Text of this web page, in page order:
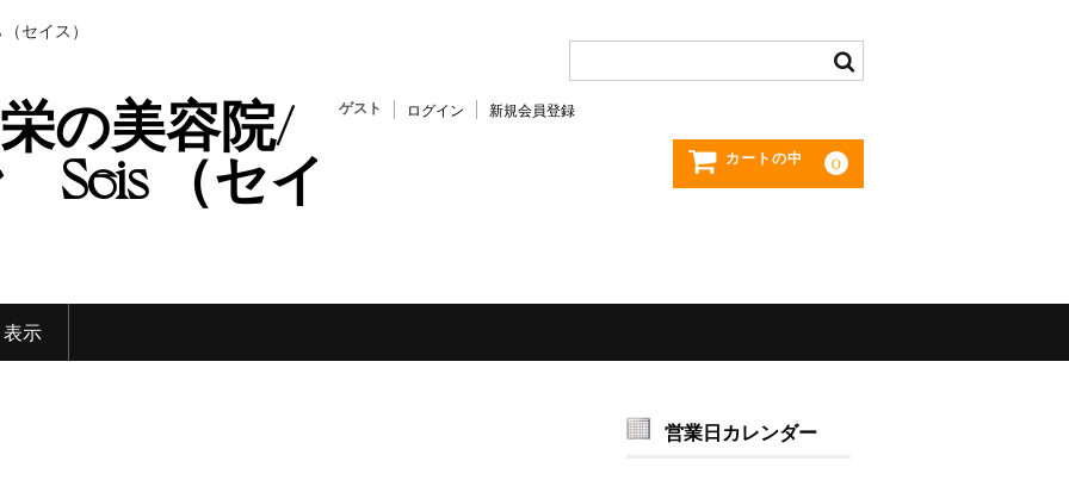
セイス）
の美容院/
Seis （セイ
ゲスト ログイン 新規会員登録
カートの中 0
示
営業日カレンダー